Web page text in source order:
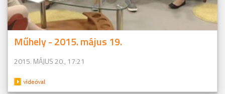
Műhely - 2015. május 19.
2015. MÁJUS 20., 17:21